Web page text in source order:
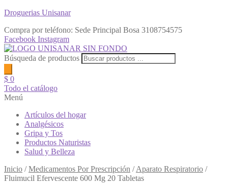
Droguerias Unisanar
Compra por teléfono: Sede Principal Bosa 3108754575
Facebook Instagram
Búsqueda de productos
$ 0
Todo el catálogo
Menú
Artículos del hogar
Analgésicos
Gripa y Tos
Productos Naturistas
Salud y Belleza
Inicio /Medicamentos Por Prescripción /Aparato Respiratorio /
Fluimucil Efervescente 600 Mg 20 Tabletas